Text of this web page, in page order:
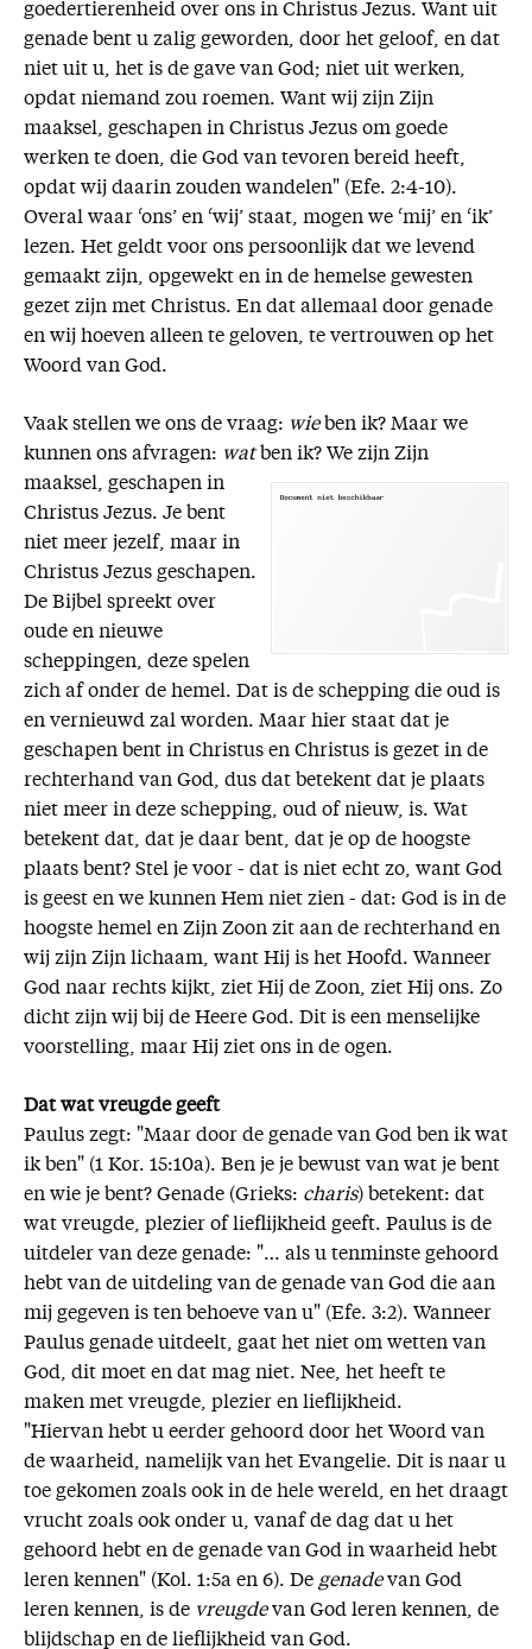
goedertierenheid over ons in Christus Jezus. Want uit
genade bent u zalig geworden, door het geloof, en dat
niet uit u, het is de gave van God; niet uit werken,
opdat niemand zou roemen. Want wij zijn Zijn
maaksel, geschapen in Christus Jezus om goede
werken te doen, die God van tevoren bereid heeft,
opdat wij daarin zouden wandelen" (Efe. 2:4-10).
Overal waar ‘ons’ en ‘wij’ staat, mogen we ‘mij’ en ‘ik’
lezen. Het geldt voor ons persoonlijk dat we levend
gemaakt zijn, opgewekt en in de hemelse gewesten
gezet zijn met Christus. En dat allemaal door genade
en wij hoeven alleen te geloven, te vertrouwen op het
Woord van God.
Vaak stellen we ons de vraag: wieben ik? Maar we
kunnen ons afvragen: watben ik? We zijn Zijn
maaksel, geschapen in
Christus Jezus. Je bent
niet meer jezelf, maar in
Christus Jezus geschapen.
De Bijbel spreekt over
oude en nieuwe
scheppingen, deze spelen
zich af onder de hemel. Dat is de schepping die oud is
en vernieuwd zal worden. Maar hier staat dat je
geschapen bent in Christus en Christus is gezet in de
rechterhand van God, dus dat betekent dat je plaats
niet meer in deze schepping, oud of nieuw, is. Wat
betekent dat, dat je daar bent, dat je op de hoogste
plaats bent? Stel je voor - dat is niet echt zo, want God
is geest en we kunnen Hem niet zien - dat: God is in de
hoogste hemel en Zijn Zoon zit aan de rechterhand en
wij zijn Zijn lichaam, want Hij is het Hoofd. Wanneer
God naar rechts kijkt, ziet Hij de Zoon, ziet Hij ons. Zo
dicht zijn wij bij de Heere God. Dit is een menselijke
voorstelling, maar Hij ziet ons in de ogen.
Dat wat vreugde geeft
Paulus zegt: "Maar door de genade van God ben ik wat
ik ben" (1 Kor. 15:10a). Ben je je bewust van wat je bent
en wie je bent? Genade (Grieks: charis) betekent: dat
wat vreugde, plezier of lieflijkheid geeft. Paulus is de
uitdeler van deze genade: "… als u tenminste gehoord
hebt van de uitdeling van de genade van God die aan
mij gegeven is ten behoeve van u" (Efe. 3:2). Wanneer
Paulus genade uitdeelt, gaat het niet om wetten van
God, dit moet en dat mag niet. Nee, het heeft te
maken met vreugde, plezier en lieflijkheid.
"Hiervan hebt u eerder gehoord door het Woord van
de waarheid, namelijk van het Evangelie. Dit is naar u
toe gekomen zoals ook in de hele wereld, en het draagt
vrucht zoals ook onder u, vanaf de dag dat u het
gehoord hebt en de genade van God in waarheid hebt
leren kennen" (Kol. 1:5a en 6). De genadevan God
leren kennen, is de vreugdevan God leren kennen, de
blijdschap en de lieflijkheid van God.